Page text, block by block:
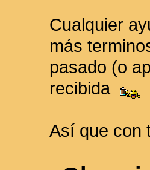
Cualquier
más
pasado (o
recibida
Así que con